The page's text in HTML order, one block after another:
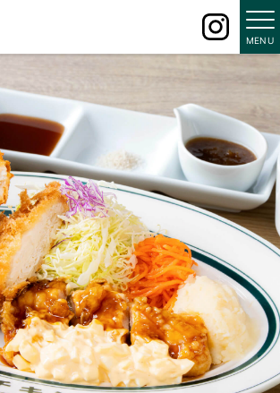
MENU
メニュー
店舗情報
ートナーズシップ
求人情報